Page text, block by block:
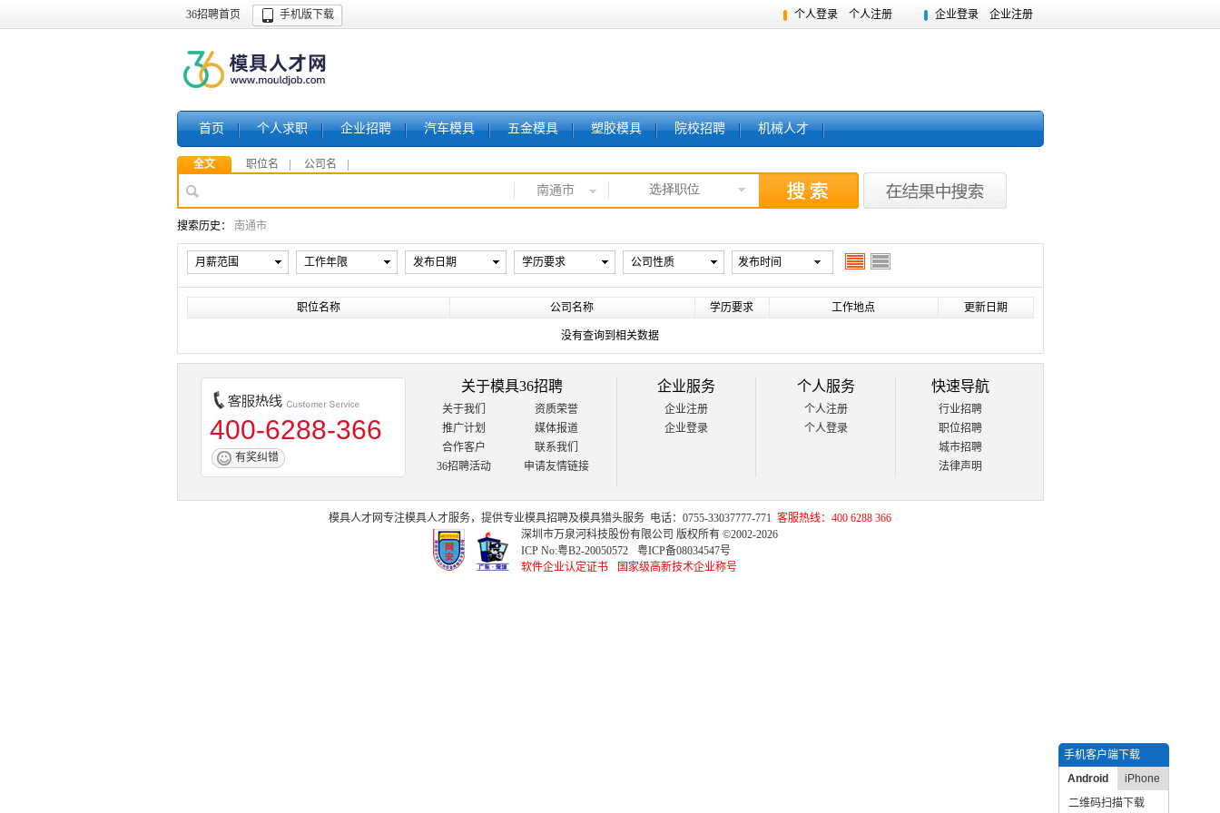
手机客户端下载
Android
iPhone
二维码扫描下载
36招聘首页 手机版下载 个人登录 个人注册 企业登录 企业注册
首页 个人求职 企业招聘 汽车模具 五金模具 塑胶模具 院校招聘 机械人才
全文 职位名 公司名
南通市 选择职位
搜索历史： 南通市
月薪范围 工作年限 发布日期 学历要求 公司性质 发布时间
职位名称 公司名称 学历要求 工作地点 更新日期
没有查询到相关数据
400-6288-366
有奖纠错
关于模具36招聘
关于我们
资质荣誉
推广计划
媒体报道
合作客户
联系我们
36招聘活动
申请友情链接
企业服务
企业注册
企业登录
个人服务
个人注册
个人登录
快速导航
行业招聘
职位招聘
城市招聘
法律声明
模具人才网专注模具人才服务，提供专业模具招聘及模具猎头服务 电话：0755-33037777-771 客服热线：400 6288 366
深圳市万泉河科技股份有限公司 版权所有 ©2002-2026
ICP No:粤B2-20050572
粤ICP备08034547号
软件企业认定证书
国家级高新技术企业称号